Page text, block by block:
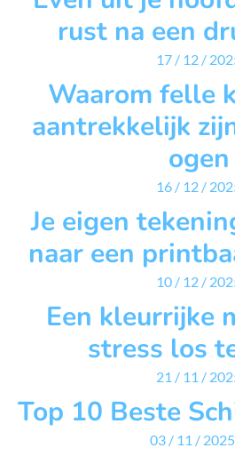
rust na een
17 / 12 /
Waarom felle
aantrekkelijk
ogen
16 / 12 /
Je eigen
naar een
10 / 12 /
Een kleurrijke
stress los
21 / 11 /
Top 10 Beste
03 / 11 / 2025